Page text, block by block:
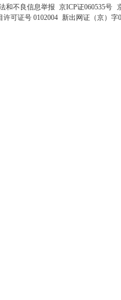
和不良信息举报 京ICP证060535号
可证号 0102004 新出网证（京）